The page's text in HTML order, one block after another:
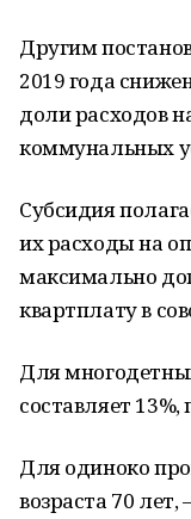
Другим
2019 года
доли расходов
коммунальных
Субсидия
их расходы на
максимально
квартплату в
Для
составляет
Для одиноко
возраста 70